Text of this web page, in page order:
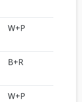
W+P
B+R
W+P